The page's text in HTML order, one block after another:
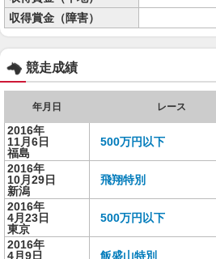
収得賞金（障害）
競走成績
年月日 レース
2016年
11月6日
福島
500万円以下
2016年
10月29日
新潟
飛翔特別
2016年
4月23日
東京
500万円以下
2016年
4月9日
飯盛山特別